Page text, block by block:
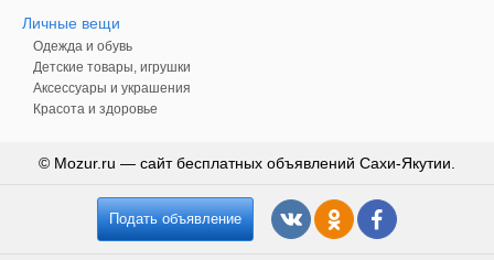
Личные вещи
Одежда и обувь
Детские товары, игрушки
Аксессуары и украшения
Красота и здоровье
© Mozur.ru — сайт бесплатных объявлений Сахи-Якутии.
Подать объявление